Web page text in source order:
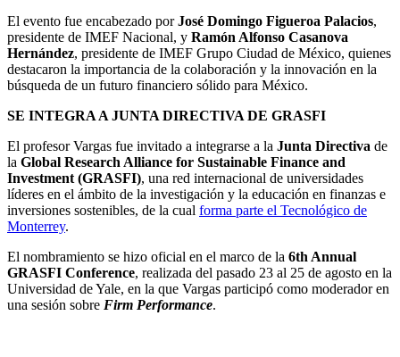
El evento fue encabezado porJosé Domingo Figueroa Palacios,
presidente de IMEF Nacional, y Ramón Alfonso Casanova
Hernández, presidente de IMEF Grupo Ciudad de México, quienes
destacaron la importancia de la colaboración y la innovación en la
búsqueda de un futuro financiero sólido para México.
SE INTEGRA A JUNTA DIRECTIVA DE GRASFI
El profesor Vargas fue invitado a integrarse a la Junta Directiva de
la Global Research Alliance for Sustainable Finance and
Investment (GRASFI), una red internacional de universidades
líderes en el ámbito de la investigación y la educación en finanzas e
inversiones sostenibles, de la cual forma parte el Tecnológico de
Monterrey.
El nombramiento se hizo oficial en el marco de la 6th Annual
GRASFI Conference, realizada del pasado 23 al 25 de agosto en la
Universidad de Yale, en la que Vargas participó como moderador en
una sesión sobre Firm Performance.